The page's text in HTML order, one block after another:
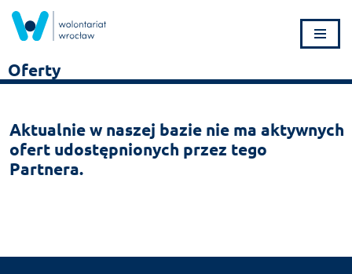
Przejdź
do
treści
Oferty
Aktualnie w naszej bazie nie ma aktywnych
ofert udostępnionych przez tego
Partnera.